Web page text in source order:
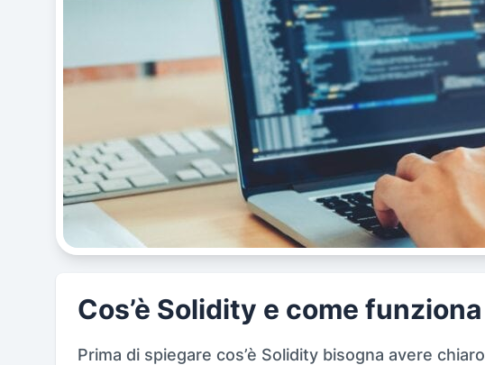
Cos’è Solidity e come funziona
Prima di spiegare cos’è Solidity bisogna avere chiaro